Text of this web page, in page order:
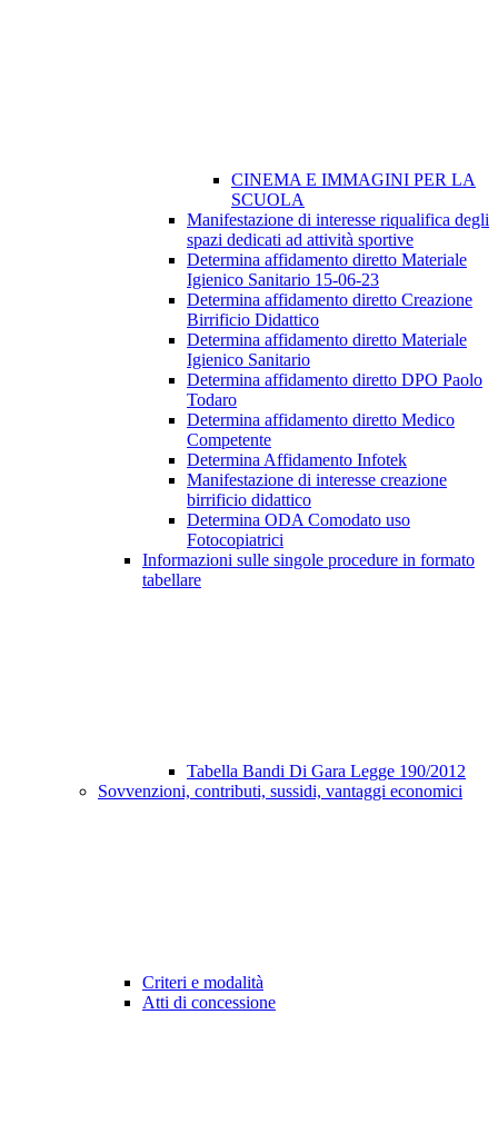
CINEMA E IMMAGINI PER LA
SCUOLA
Manifestazione di interesse riqualifica degli
spazi dedicati ad attività sportive
Determina affidamento diretto Materiale
Igienico Sanitario 15-06-23
Determina affidamento diretto Creazione
Birrificio Didattico
Determina affidamento diretto Materiale
Igienico Sanitario
Determina affidamento diretto DPO Paolo
Todaro
Determina affidamento diretto Medico
Competente
Determina Affidamento Infotek
Manifestazione di interesse creazione
birrificio didattico
Determina ODA Comodato uso
Fotocopiatrici
Informazioni sulle singole procedure in formato
tabellare
Tabella Bandi Di Gara Legge 190/2012
Sovvenzioni, contributi, sussidi, vantaggi economici
Criteri e modalità
Atti di concessione